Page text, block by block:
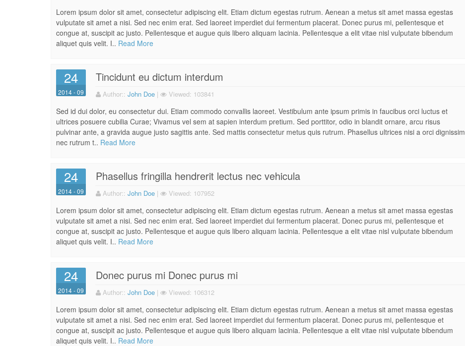
Lorem ipsum dolor sit amet, consectetur adipiscing elit. Etiam dictum egestas rutrum. Aenean a metus sit amet massa egestas
vulputate sit amet a nisi. Sed nec enim erat. Sed laoreet imperdiet dui fermentum placerat. Donec purus mi, pellentesque et
congue at, suscipit ac justo. Pellentesque et augue quis libero aliquam lacinia. Pellentesque a elit vitae nisl vulputate bibendum
aliquet quis velit. I.. Read More
24
2014 - 09
Tincidunt eu dictum interdum
Author:: John Doe | Viewed: 103841
Sed id dui dolor, eu consectetur dui. Etiam commodo convallis laoreet. Vestibulum ante ipsum primis in faucibus orci luctus et
ultrices posuere cubilia Curae; Vivamus vel sem at sapien interdum pretium. Sed porttitor, odio in blandit ornare, arcu risus
pulvinar ante, a gravida augue justo sagittis ante. Sed mattis consectetur metus quis rutrum. Phasellus ultrices nisi a orci dignissim
nec rutrum t.. Read More
24
2014 - 09
Phasellus fringilla hendrerit lectus nec vehicula
Author:: John Doe | Viewed: 107952
Lorem ipsum dolor sit amet, consectetur adipiscing elit. Etiam dictum egestas rutrum. Aenean a metus sit amet massa egestas
vulputate sit amet a nisi. Sed nec enim erat. Sed laoreet imperdiet dui fermentum placerat. Donec purus mi, pellentesque et
congue at, suscipit ac justo. Pellentesque et augue quis libero aliquam lacinia. Pellentesque a elit vitae nisl vulputate bibendum
aliquet quis velit. I.. Read More
24
2014 - 09
Donec purus mi Donec purus mi
Author:: John Doe | Viewed: 106312
Lorem ipsum dolor sit amet, consectetur adipiscing elit. Etiam dictum egestas rutrum. Aenean a metus sit amet massa egestas
vulputate sit amet a nisi. Sed nec enim erat. Sed laoreet imperdiet dui fermentum placerat. Donec purus mi, pellentesque et
congue at, suscipit ac justo. Pellentesque et augue quis libero aliquam lacinia. Pellentesque a elit vitae nisl vulputate bibendum
aliquet quis velit. I.. Read More